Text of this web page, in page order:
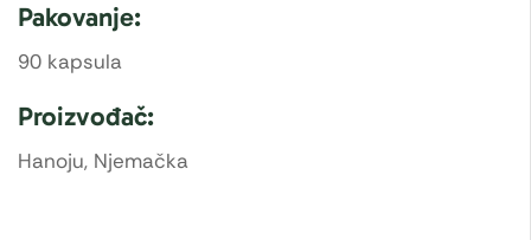
Pakovanje:
90 kapsula
Proizvođač:
Hanoju, Njemačka